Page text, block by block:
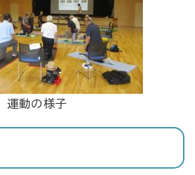
運動の様子